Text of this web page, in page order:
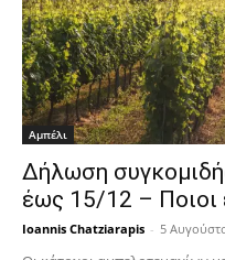
Αμπέλι
Δήλωση
έως 15/12 – Ποιοι
Ioannis Chatziarapis - 5